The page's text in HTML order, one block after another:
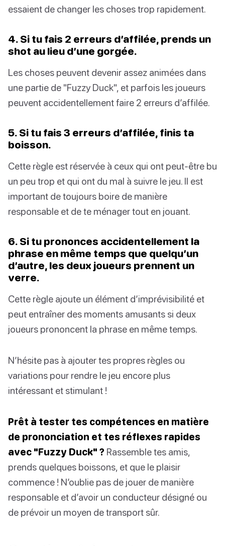
essaient de changer les choses trop rapidement.
4. Si tu fais 2 erreurs d’affilée, prends un
shot au lieu d’une gorgée.
Les choses peuvent devenir assez animées dans
une partie de "Fuzzy Duck", et parfois les joueurs
peuvent accidentellement faire 2 erreurs d’affilée.
5. Si tu fais 3 erreurs d’affilée, finis ta
boisson.
Cette règle est réservée à ceux qui ont peut-être bu
un peu trop et qui ont du mal à suivre le jeu. Il est
important de toujours boire de manière
responsable et de te ménager tout en jouant.
6. Si tu prononces accidentellement la
phrase en même temps que quelqu’un
d’autre, les deux joueurs prennent un
verre.
Cette règle ajoute un élément d’imprévisibilité et
peut entraîner des moments amusants si deux
joueurs prononcent la phrase en même temps.
N’hésite pas à ajouter tes propres règles ou
variations pour rendre le jeu encore plus
intéressant et stimulant !
Prêt à tester tes compétences en matière
de prononciation et tes réflexes rapides
avec "Fuzzy Duck" ? Rassemble tes amis,
prends quelques boissons, et que le plaisir
commence ! N’oublie pas de jouer de manière
responsable et d’avoir un conducteur désigné ou
de prévoir un moyen de transport sûr.